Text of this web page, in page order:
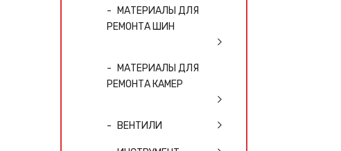
МАТЕРИАЛЫ ДЛЯ
РЕМОНТА ШИН
МАТЕРИАЛЫ ДЛЯ
РЕМОНТА КАМЕР
ВЕНТИЛИ